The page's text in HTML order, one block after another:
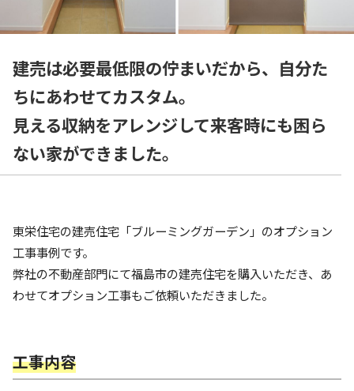
建売は必要最低限の佇まいだから、自分た
ちにあわせてカスタム。
見える収納をアレンジして来客時にも困ら
ない家ができました。
東栄住宅の建売住宅「ブルーミングガーデン」のオプション
工事事例です。
弊社の不動産部門にて福島市の建売住宅を購入いただき、あ
わせてオプション工事もご依頼いただきました。
工事内容